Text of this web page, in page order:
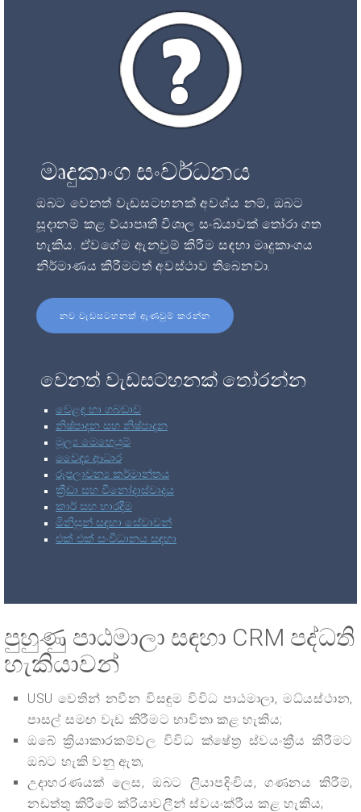
මෘදුකාංග සංවර්ධනය
ඔබට වෙනත් වැඩසටහනක් අවශ්ය නම්, ඔබට
සූදානම් කළ ව්යාපෘති විශාල සංඛ්යාවක් තෝරා ගත
හැකිය. ඒවගේම ඇනවුම් කිරීම සඳහා මෘදුකාංගය
නිර්මාණය කිරීමටත් අවස්ථාව තිබෙනවා.
නව වැඩසටහනක් ඇණවුම් කරන්න
වෙනත් වැඩසටහනක් තෝරන්න
වෙළඳ හා ගබඩාව
නිෂ්පාදන සහ නිෂ්පාදන
මූල්‍ය මෙහෙයුම්
වෛද්‍ය ආධාර
රූපලාවන්‍ය කර්මාන්තය
ක්‍රීඩා සහ විනෝදාස්වාදය
කාර් සහ භාරදීම
මිනිසුන් සඳහා සේවාවන්
එක් එක් සංවිධානය සඳහා
පුහුණු පාඨමාලා සඳහා CRM පද්ධති
හැකියාවන්
USU වෙතින් නවීන විසඳුම විවිධ පාඨමාලා, මධ්යස්ථාන,
පාසල් සමඟ වැඩ කිරීමට භාවිතා කළ හැකිය;
ඔබේ ක්‍රියාකාරකම්වල විවිධ ක්ෂේත්‍ර ස්වයංක්‍රීය කිරීමට
ඔබට හැකි වනු ඇත;
උදාහරණයක් ලෙස, ඔබට ලියාපදිංචිය, ගණනය කිරීම්,
නඩත්තු කිරීමේ ක්රියාවලීන් ස්වයංක්රීය කළ හැකිය;